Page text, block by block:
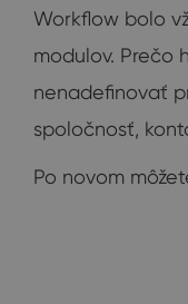
Workflow bolo
modulov. Prečo
nenadefinovať
spoločnosť,
Po novom